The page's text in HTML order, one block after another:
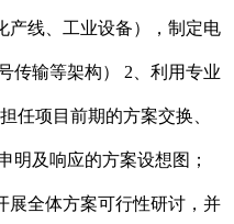
产线、工业设备），制定电
传输等架构） 2、利用专业
任项目前期的方案交换、
明及响应的方案设想图；
展全体方案可行性研讨，并